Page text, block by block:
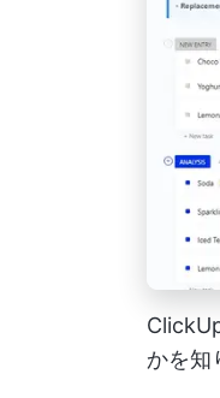
かを知